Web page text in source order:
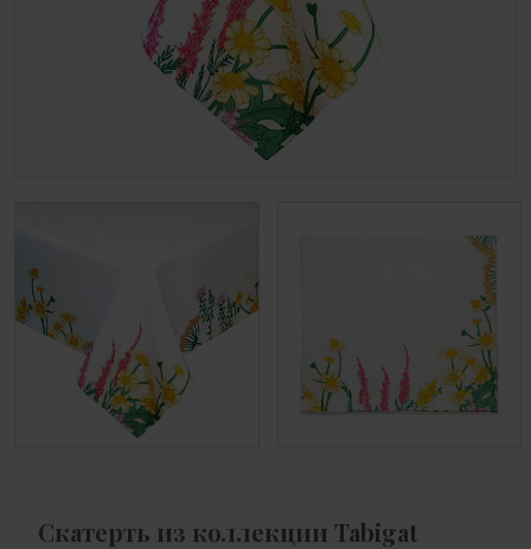
Скатерть из коллекции Tabigat